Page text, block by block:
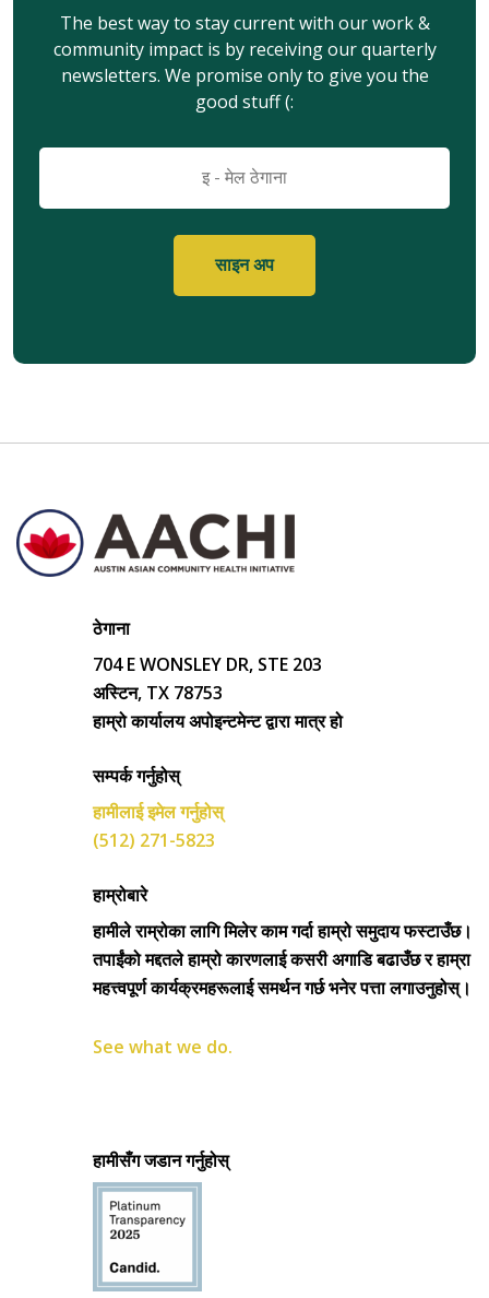
The best way to stay current with our work &
community impact is by receiving our quarterly
newsletters. We promise only to give you the
good stuff (:
ठेगाना
704 E WONSLEY DR, STE 203
अस्टिन, TX 78753
हाम्रो कार्यालय अपोइन्टमेन्ट द्वारा मात्र हो
सम्पर्क गर्नुहोस्
हामीलाई इमेल गर्नुहोस्
(512) 271-5823
हाम्रोबारे
हामीले राम्रोका लागि मिलेर काम गर्दा हाम्रो समुदाय फस्टाउँछ।
तपाईंको मद्दतले हाम्रो कारणलाई कसरी अगाडि बढाउँछ र हाम्रा
महत्त्वपूर्ण कार्यक्रमहरूलाई समर्थन गर्छ भनेर पत्ता लगाउनुहोस्।
See what we do.
हामीसँग जडान गर्नुहोस्